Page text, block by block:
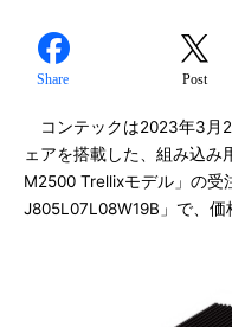
Share Post
コンテックは2023年3月
ェアを搭載した、組み込み
M2500 Trellixモデル」の
J805L07L08W19B」で、価